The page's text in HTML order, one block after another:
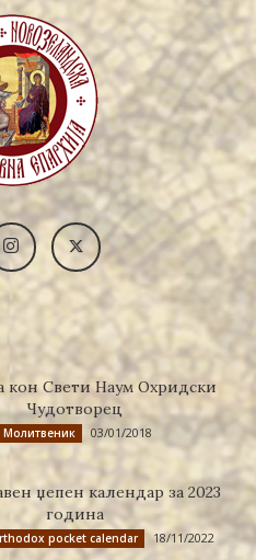
кон Свети Наум Охридски
Чудотворец
Молитвеник 03/01/2018
џепен календар за 2023
година
pocket calendar 18/11/2022